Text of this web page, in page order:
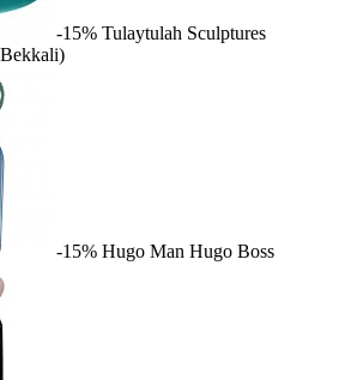
-15% Tulaytulah Sculptures
-15% Hugo Man Hugo Boss